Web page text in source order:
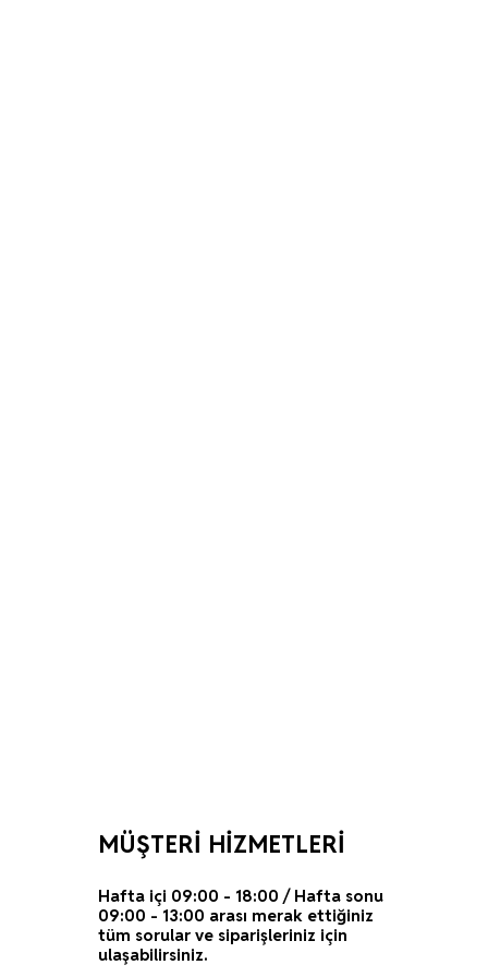
MÜŞTERİ HİZMETLERİ
Hafta içi 09:00 - 18:00 / Hafta sonu
09:00 - 13:00 arası merak ettiğiniz
tüm sorular ve siparişleriniz için
ulaşabilirsiniz.